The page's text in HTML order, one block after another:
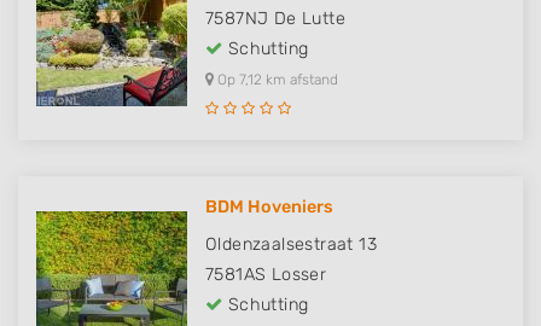
7587NJ De Lutte
Schutting
Op 7,12 km afstand
BDM Hoveniers
Oldenzaalsestraat 13
7581AS Losser
Schutting